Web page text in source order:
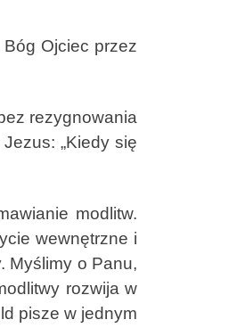
Ojciec przez
rezygnowania
„Kiedy się
modlitw.
wewnętrzne i
Myślimy o Panu,
rozwija w
pisze w jednym